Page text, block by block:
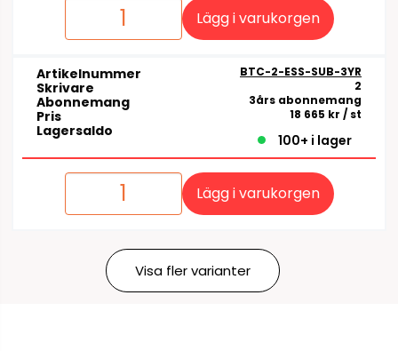
Lägg i varukorgen
Artikelnummer BTC-2-ESS-SUB-3YR
Skrivare 2
Abonnemang 3års abonnemang
Pris 18 665 kr / st
Lagersaldo
100+ i lager
Lägg i varukorgen
Visa fler varianter